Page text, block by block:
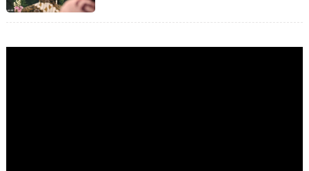
Kepemimpinan